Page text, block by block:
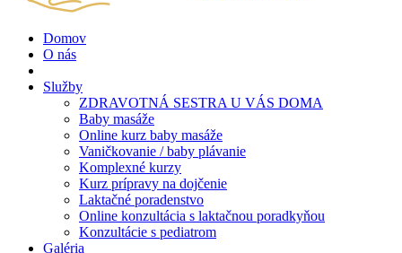
Domov
O nás
Služby
ZDRAVOTNÁ SESTRA U VÁS DOMA
Baby masáže
Online kurz baby masáže
Vaničkovanie / baby plávanie
Komplexné kurzy
Kurz prípravy na dojčenie
Laktačné poradenstvo
Online konzultácia s laktačnou poradkyňou
Konzultácie s pediatrom
Galéria